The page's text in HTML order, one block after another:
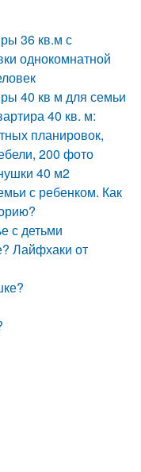
36 кв.м с
однокомнатной
40 кв м для семьи
40 кв. м:
планировок,
200 фото
40 м2
с ребенком. Как
с детьми
Лайфхаки от